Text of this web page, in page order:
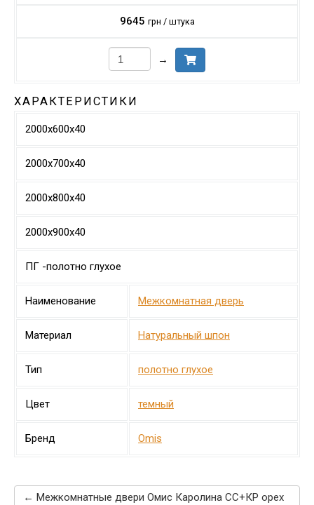
9645 грн / штука
→
ХАРАКТЕРИСТИКИ
2000х600х40
2000х700х40
2000х800х40
2000х900х40
ПГ -полотно глухое
Наименование Межкомнатная дверь
Материал Натуральный шпон
Тип полотно глухое
Цвет темный
Бренд Omis
← Межкомнатные двери Омис Каролина СС+КР орех